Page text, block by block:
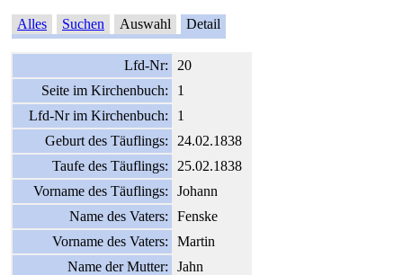
Alles Suchen Auswahl Detail
Lfd-Nr:
20
Seite im Kirchenbuch:
1
Lfd-Nr im Kirchenbuch:
1
Geburt des Täuflings:
24.02.1838
Taufe des Täuflings:
25.02.1838
Vorname des Täuflings:
Johann
Name des Vaters:
Fenske
Vorname des Vaters:
Martin
Name der Mutter:
Jahn